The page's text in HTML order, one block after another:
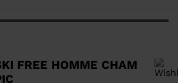
FREE HOMME CHAM